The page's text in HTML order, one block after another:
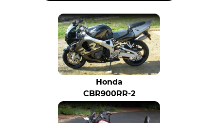
Honda
CBR900RR-2